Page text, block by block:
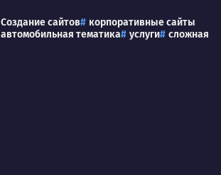
Создание сайтов
корпоративные сайты
автомобильная тематика
услуги сложная